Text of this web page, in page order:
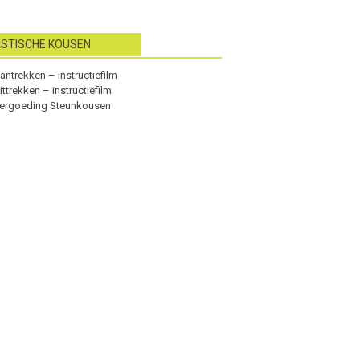
KOUSEN
– instructiefilm
– instructiefilm
Steunkousen